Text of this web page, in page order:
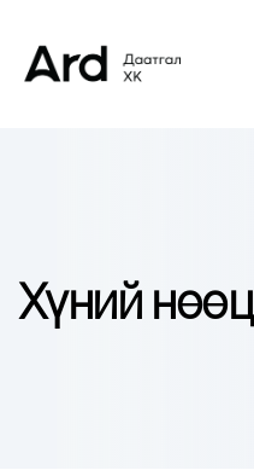
Хүний нөөц